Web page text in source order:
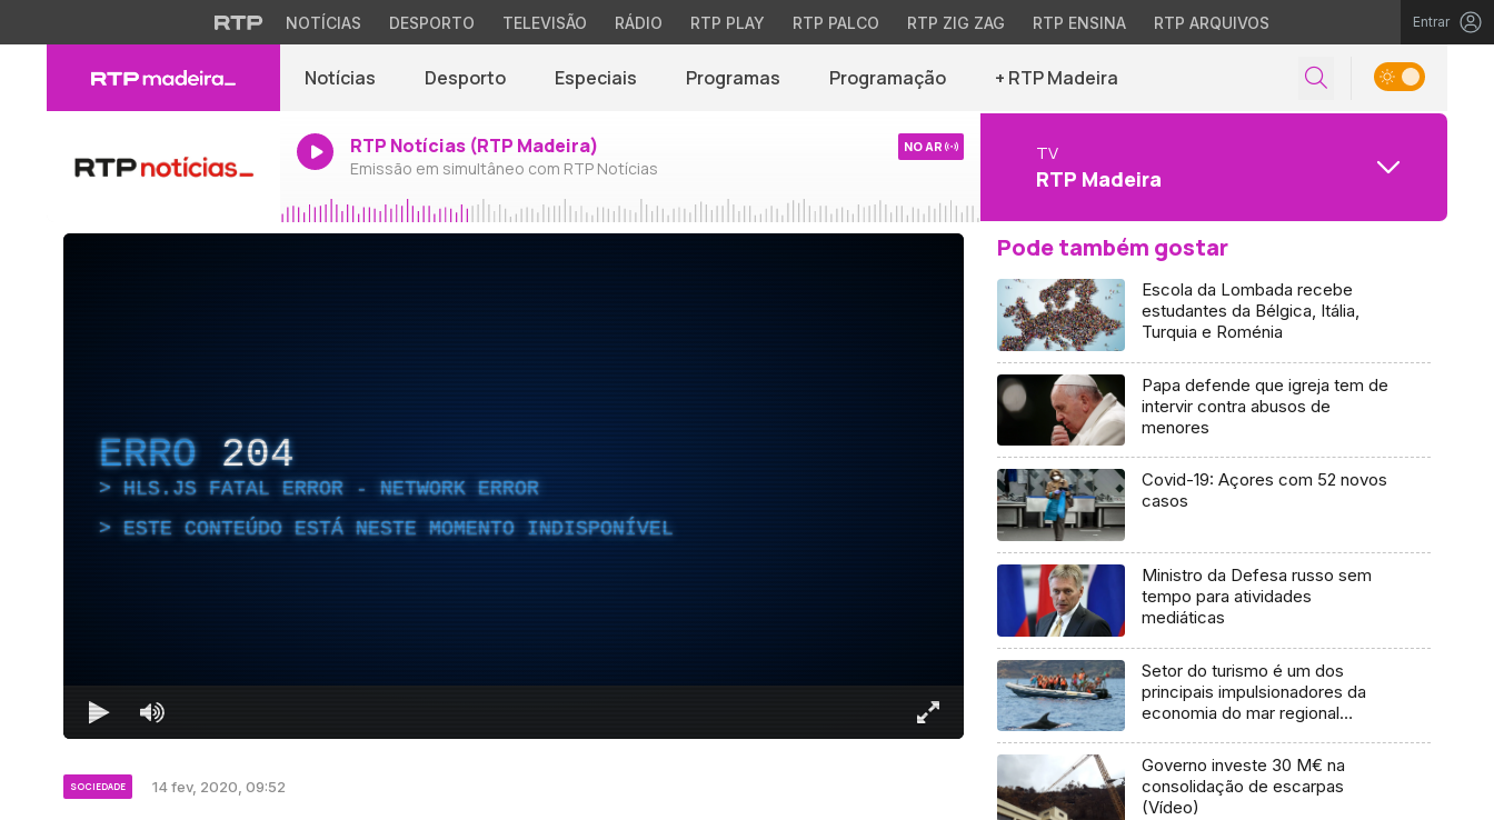
NOTÍCIAS DESPORTO TELEVISÃO RÁDIO RTP PLAY RTP PALCO RTP ZIG ZAG RTP ENSINA RTP ARQUIVOS Entrar
Notícias Desporto Especiais Programas Programação + RTP Madeira
RTP Notícias (RTP Madeira)
Emissão em simultâneo com RTP Notícias
NO AR TV
RTP Madeira
ERRO 204
HLS.JS FATAL ERROR - NETWORK ERROR
ESTE CONTEÚDO ESTÁ NESTE MOMENTO INDISPONÍVEL
SOCIEDADE 14 fev, 2020, 09:52
Pode também gostar
Escola da Lombada recebe
estudantes da Bélgica, Itália,
Turquia e Roménia
Papa defende que igreja tem de
intervir contra abusos de
menores
Covid-19: Açores com 52 novos
casos
Ministro da Defesa russo sem
tempo para atividades
mediáticas
Setor do turismo é um dos
principais impulsionadores da
economia do mar regional
Governo investe 30 M€ na
consolidação de escarpas
(Vídeo)